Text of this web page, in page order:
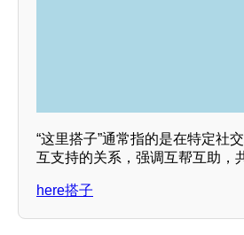
“这里搭子”通常指的是在特定社
互支持的关系，强调互帮互助，
here搭子